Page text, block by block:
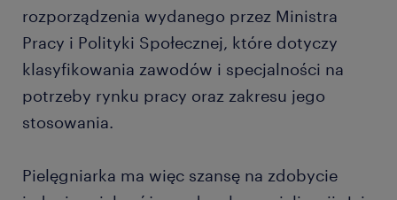
rozporządzenia wydanego przez Ministra
Pracy i Polityki Społecznej, które dotyczy
klasyfikowania zawodów i specjalności na
potrzeby rynku pracy oraz zakresu jego
stosowania.
Pielęgniarka ma więc szansę na zdobycie